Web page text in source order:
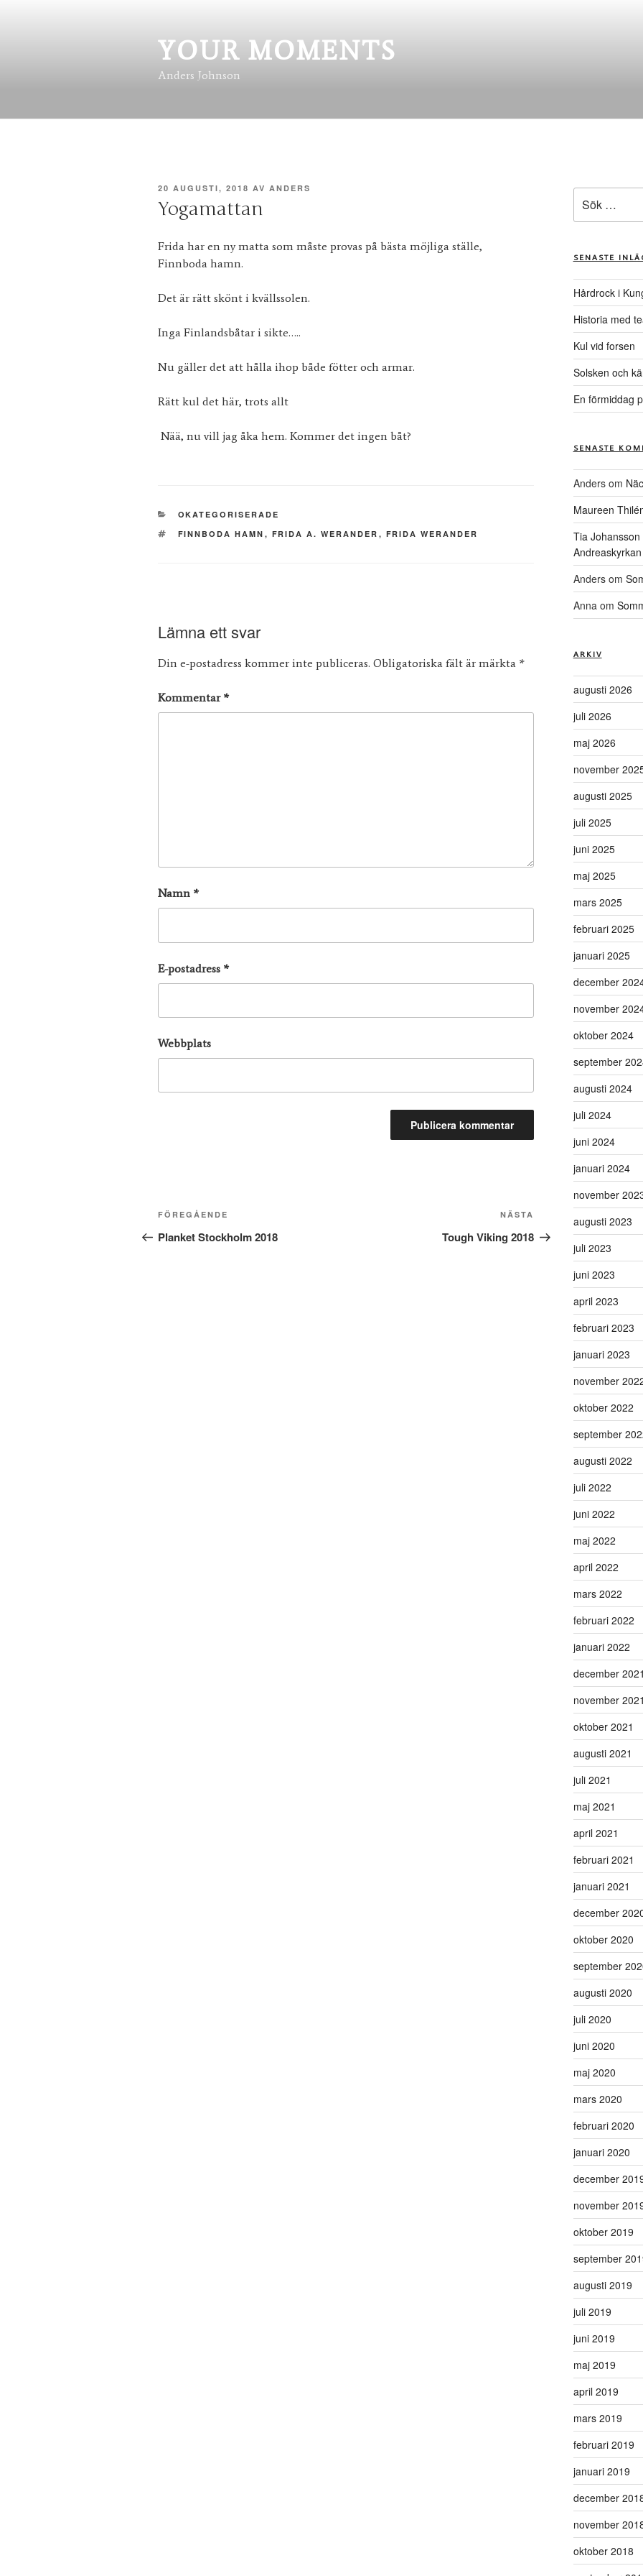
YOUR MOMENTS
Anders Johnson
PUBLICERAT
20 AUGUSTI, 2018 AV ANDERS
Yogamattan
Frida har en ny matta som måste provas på bästa möjliga ställe,
Finnboda hamn.
Det är rätt skönt i kvällssolen.
Inga Finlandsbåtar i sikte…..
Nu gäller det att hålla ihop både fötter och armar.
Rätt kul det här, trots allt
Nää, nu vill jag åka hem. Kommer det ingen båt?
KATEGORIER
OKATEGORISERADE
TAGGAR
FINNBODA HAMN , FRIDA A. WERANDER , FRIDA WERANDER
Lämna ett svar
Din e-postadress kommer inte publiceras. Obligatoriska fält är märkta *
Kommentar *
Namn *
E-postadress *
Webbplats
Inläggsnavigering
Föregående
inlägg
FÖREGÅENDE
Planket Stockholm 2018
inlägg
NÄSTA
Tough Viking 2018
efter:
SENASTE
Hårdrock i
Historia med
Kul vid forsen
Solsken och
En förmiddag
SENASTE
Andersom
Maureen
Tia Johansson
Andreaskyrkan
Andersom
Annaom
ARKIV
augusti 2026
juli 2026
maj 2026
november
augusti 2025
juli 2025
juni 2025
maj 2025
mars 2025
februari 2025
januari 2025
december
november
oktober 2024
september
augusti 2024
juli 2024
juni 2024
januari 2024
november
augusti 2023
juli 2023
juni 2023
april 2023
februari 2023
januari 2023
november
oktober 2022
september
augusti 2022
juli 2022
juni 2022
maj 2022
april 2022
mars 2022
februari 2022
januari 2022
december
november
oktober 2021
augusti 2021
juli 2021
maj 2021
april 2021
februari 2021
januari 2021
december
oktober 2020
september
augusti 2020
juli 2020
juni 2020
maj 2020
mars 2020
februari 2020
januari 2020
december
november
oktober 2019
september
augusti 2019
juli 2019
juni 2019
maj 2019
april 2019
mars 2019
februari 2019
januari 2019
december
november
oktober 2018